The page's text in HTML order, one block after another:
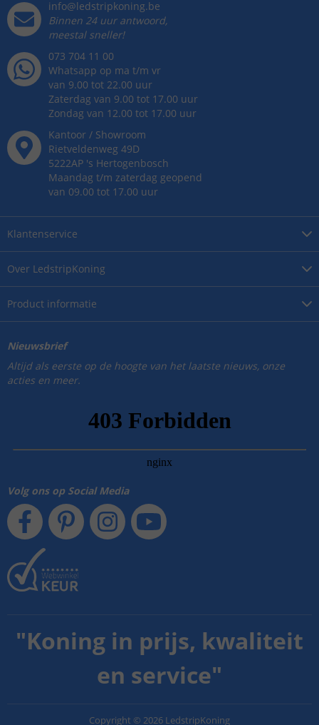
Over LedstripKoning
Product informatie
Klantenservice
info@ledstripkoning.be
Binnen 24 uur antwoord,
meestal sneller!
073 704 11 00
Whatsapp op ma t/m vr
van 9.00 tot 22.00 uur
Zaterdag van 9.00 tot 17.00 uur
Zondag van 12.00 tot 17.00 uur
Kantoor / Showroom
Rietveldenweg 49D
5222AP 's Hertogenbosch
Maandag t/m zaterdag geopend
van 09.00 tot 17.00 uur
Nieuwsbrief
Altijd als eerste op de hoogte van het laatste nieuws, onze
acties en meer.
Volg ons op Social Media
"Koning in prijs, kwaliteit
en service"
Copyright © 2026 LedstripKoning